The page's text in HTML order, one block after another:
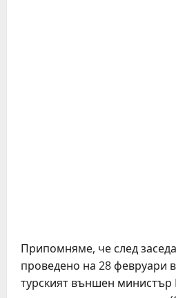
Припомняме, че след
проведено на 28 февруари
турският външен